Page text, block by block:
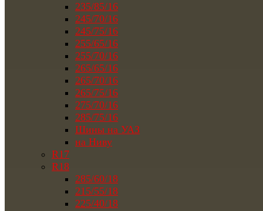
235/85/16
245/70/16
245/75/16
255/65/16
255/70/16
265/65/16
265/70/16
265/75/16
275/70/16
285/75/16
Шины на УАЗ
на Ниву
R17
R18
285/60/18
215/55/18
225/40/18